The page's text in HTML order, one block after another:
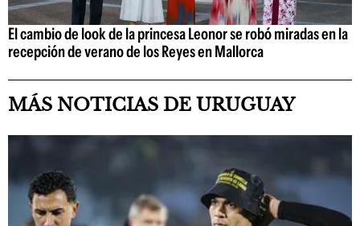
El cambio de look de la princesa Leonor se robó miradas en la
recepción de verano de los Reyes en Mallorca
MÁS NOTICIAS DE URUGUAY